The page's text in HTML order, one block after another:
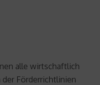
alle wirtschaftlich
Förderrichtlinien